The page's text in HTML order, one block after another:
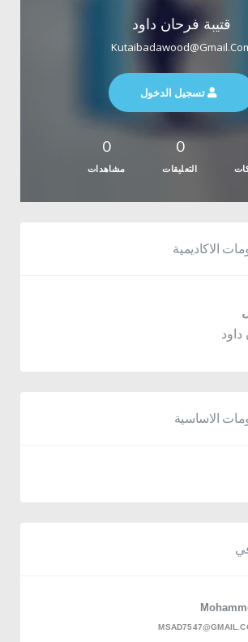
قتيبة فرحان داود
تسجيل الدخول
0
التعليقات
0
مشاهدات
الاكاديمية
داود
الاساسية